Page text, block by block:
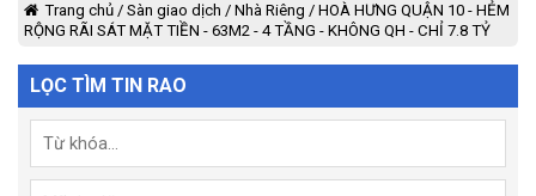
Trang chủ / Sàn giao dịch / Nhà Riêng / HOÀ HƯNG QUẬN 10 - HẺM
RỘNG RÃI SÁT MẶT TIỀN - 63M2 - 4 TẦNG - KHÔNG QH - CHỈ 7.8 TỶ
LỌC TÌM TIN RAO